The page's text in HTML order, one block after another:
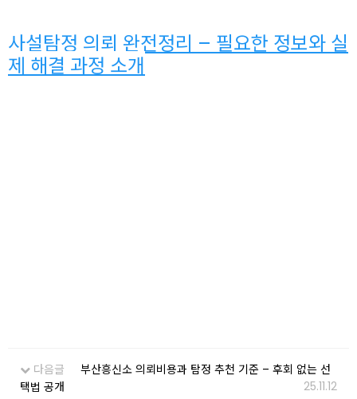
사설탐정 의뢰 완전정리 – 필요한 정보와 실
제 해결 과정 소개
다음글
부산흥신소 의뢰비용과 탐정 추천 기준 – 후회 없는 선
택법 공개
25.11.12